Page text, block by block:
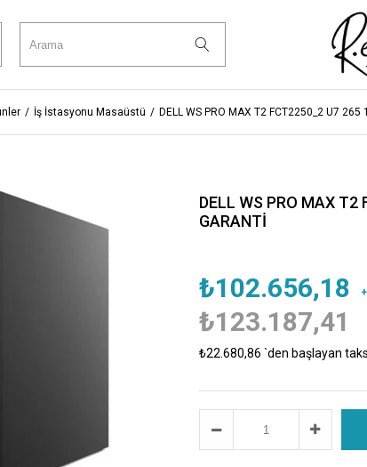
İş İstasyonu Masaüstü DELL WS PRO MAX T2 FCT2250_2 U7
DELL WS PRO MAX T2
GARANTİ
₺102.656,18
₺123.187,41
₺22.680,86 `den başlayan